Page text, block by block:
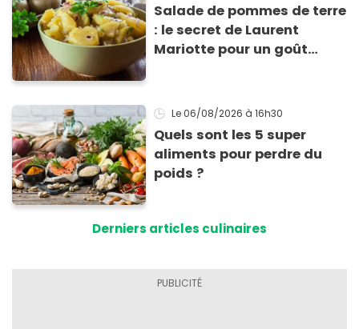
Salade de pommes de terre
: le secret de Laurent
Mariotte pour un goût
Le 06/08/2026 à 16h30
Quels sont les 5 super
aliments pour perdre du
poids ?
Derniers articles culinaires